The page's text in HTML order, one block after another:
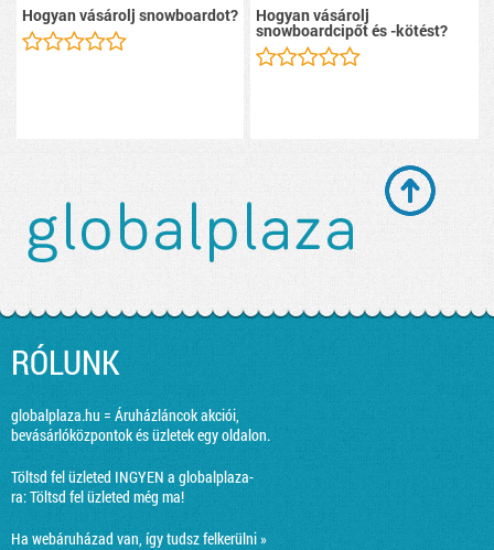
Hogyan vásárolj snowboardot? Hogyan vásárolj
snowboardcipőt és -kötést?
RÓLUNK
globalplaza.hu = Áruházláncok akciói,
bevásárlóközpontok és üzletek egy oldalon.
Töltsd fel üzleted INGYEN a globalplaza-
ra:Töltsd fel üzleted még ma!
Ha webáruházad van, így tudsz felkerülni »